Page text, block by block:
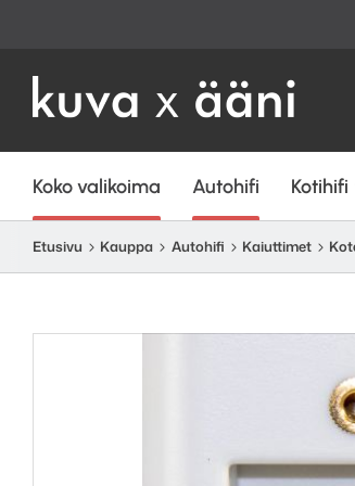
Koko valikoima Autohifi Kotihifi
Etusivu Kauppa Autohifi Kaiuttimet